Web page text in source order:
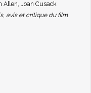
Allen, Joan Cusack
avis et critique du film